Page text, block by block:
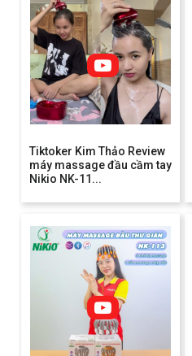
Tiktoker Kim Thảo Review
máy massage đầu cầm tay
Nikio NK-11...